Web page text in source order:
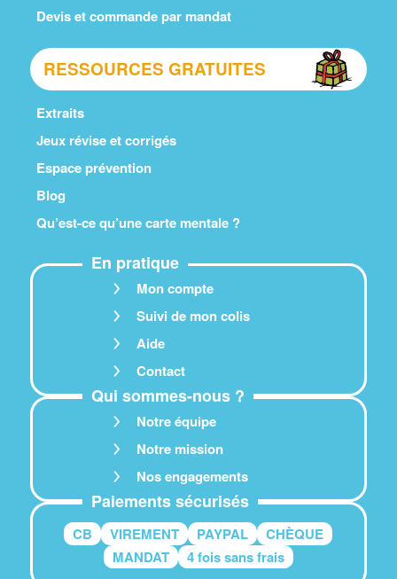
Devis et commande par mandat
RESSOURCES GRATUITES
Extraits
Jeux révise et corrigés
Espace prévention
Blog
Qu’est-ce qu’une carte mentale ?
En pratique
Mon compte
Suivi de mon colis
Aide
Contact
Qui sommes-nous ?
Notre équipe
Notre mission
Nos engagements
Paiements sécurisés
CB VIREMENT PAYPAL
CHÈQUE
MANDAT
4 fois sans frais